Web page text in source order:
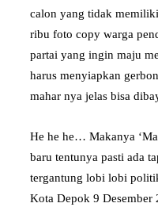
calon yang tidak
ribu foto copy warga
partai yang ingin maju
harus menyiapkan
mahar nya jelas bisa
He he he… Makanya
baru tentunya pasti ada
tergantung lobi lobi
Kota Depok 9 Desember